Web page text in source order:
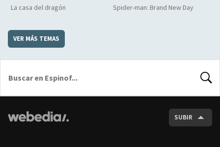
La casa del dragón Spider-man: Brand New Day
VER MÁS TEMAS
SUBIR